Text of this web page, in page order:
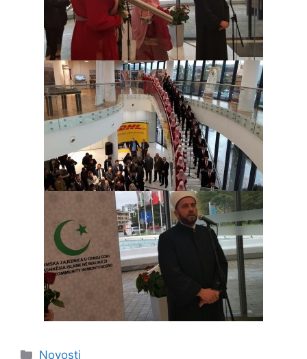
Kategorije
Novosti